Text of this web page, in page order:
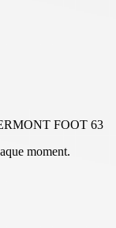
FOOT 63
moment.